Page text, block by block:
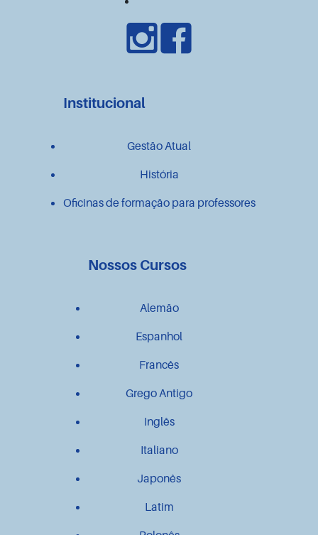
Institucional
Gestão Atual
História
Oficinas de formação para professores
Nossos Cursos
Alemão
Espanhol
Francês
Grego Antigo
Inglês
Italiano
Japonês
Latim